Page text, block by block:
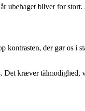
ubehaget bliver for
kontrasten, der gør
Det kræver